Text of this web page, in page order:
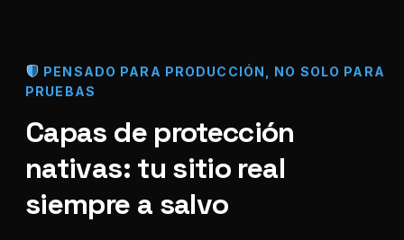
PENSADO PARA PRODUCCIÓN, NO SOLO PARA
PRUEBAS
Capas de protección
nativas: tu sitio real
siempre a salvo